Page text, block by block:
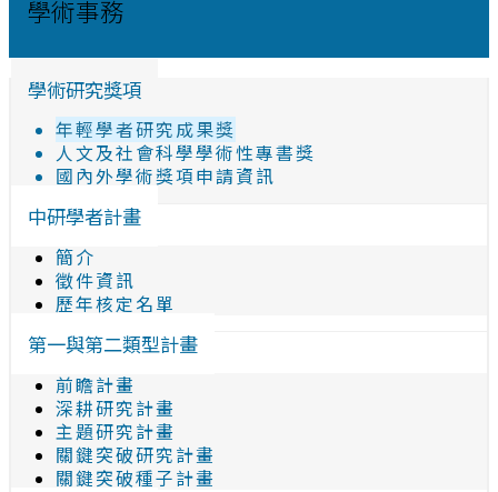
學術事務
學術研究獎項
年輕學者研究成果獎
人文及社會科學學術性專書獎
國內外學術獎項申請資訊
中研學者計畫
簡介
徵件資訊
歷年核定名單
第一與第二類型計畫
前瞻計畫
深耕研究計畫
主題研究計畫
關鍵突破研究計畫
關鍵突破種子計畫